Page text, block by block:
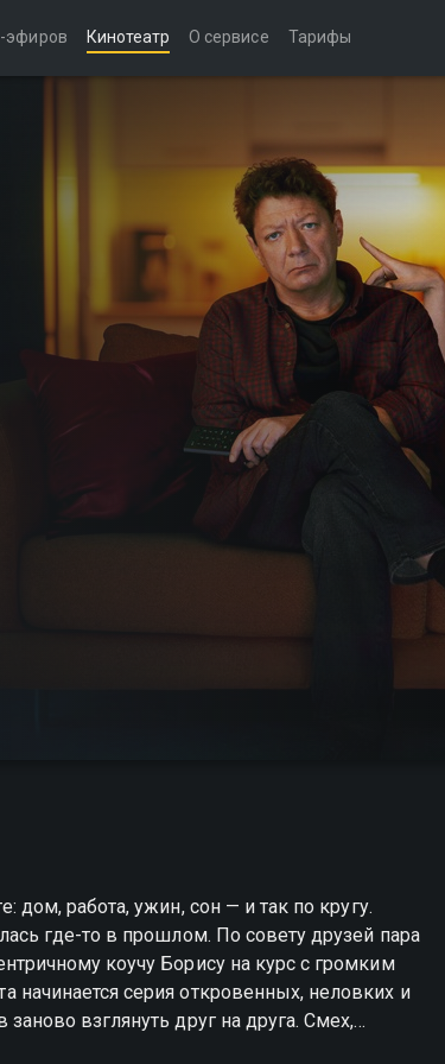
эфиров Кинотеатр О сервисе Тарифы
дом, работа, ужин, сон — и так по кругу.
где-то в прошлом. По совету друзей пара
коучу Борису на курс с громким
начинается серия откровенных, неловких и
взглянуть друг на друга. Смех,
но полезного пути. Вскоре Андрей и